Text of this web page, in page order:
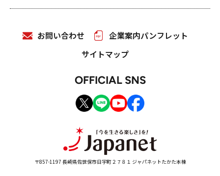
〒857-1197 長崎県佐世保市日宇町２７８１ ジャパネットたかた本棟
お問い合わせ
企業案内パンフレット
サイトマップ
OFFICIAL SNS